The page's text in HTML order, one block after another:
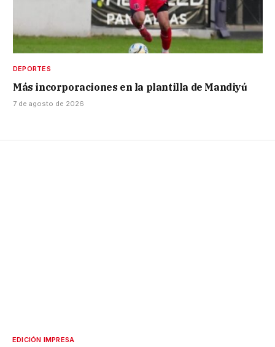
DEPORTES
Más incorporaciones en la plantilla de Mandiyú
7 de agosto de 2026
EDICIÓN IMPRESA